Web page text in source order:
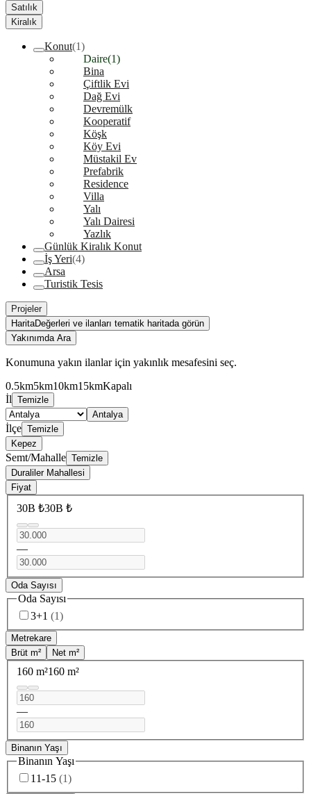
Satılık
Kiralık
Konut(1)
Daire(1)
Bina
Çiftlik Evi
Dağ Evi
Devremülk
Kooperatif
Köşk
Köy Evi
Müstakil Ev
Prefabrik
Residence
Villa
Yalı
Yalı Dairesi
Yazlık
Günlük Kiralık Konut
İş Yeri(4)
Arsa
Turistik Tesis
Projeler
HaritaDeğerleri ve ilanları tematik haritada görün
Yakınımda Ara
Konumuna yakın ilanlar için yakınlık mesafesini seç.
0.5km5km10km15kmKapalı
İl Temizle
Antalya
İlçe Temizle
Kepez
Semt/Mahalle Temizle
Duraliler Mahallesi
Fiyat
30B ₺30B ₺
—
Oda Sayısı
Oda Sayısı
3+1 (1)
Metrekare
Brüt m²
Net m²
160 m²160 m²
—
Binanın Yaşı
Binanın Yaşı
11-15 (1)